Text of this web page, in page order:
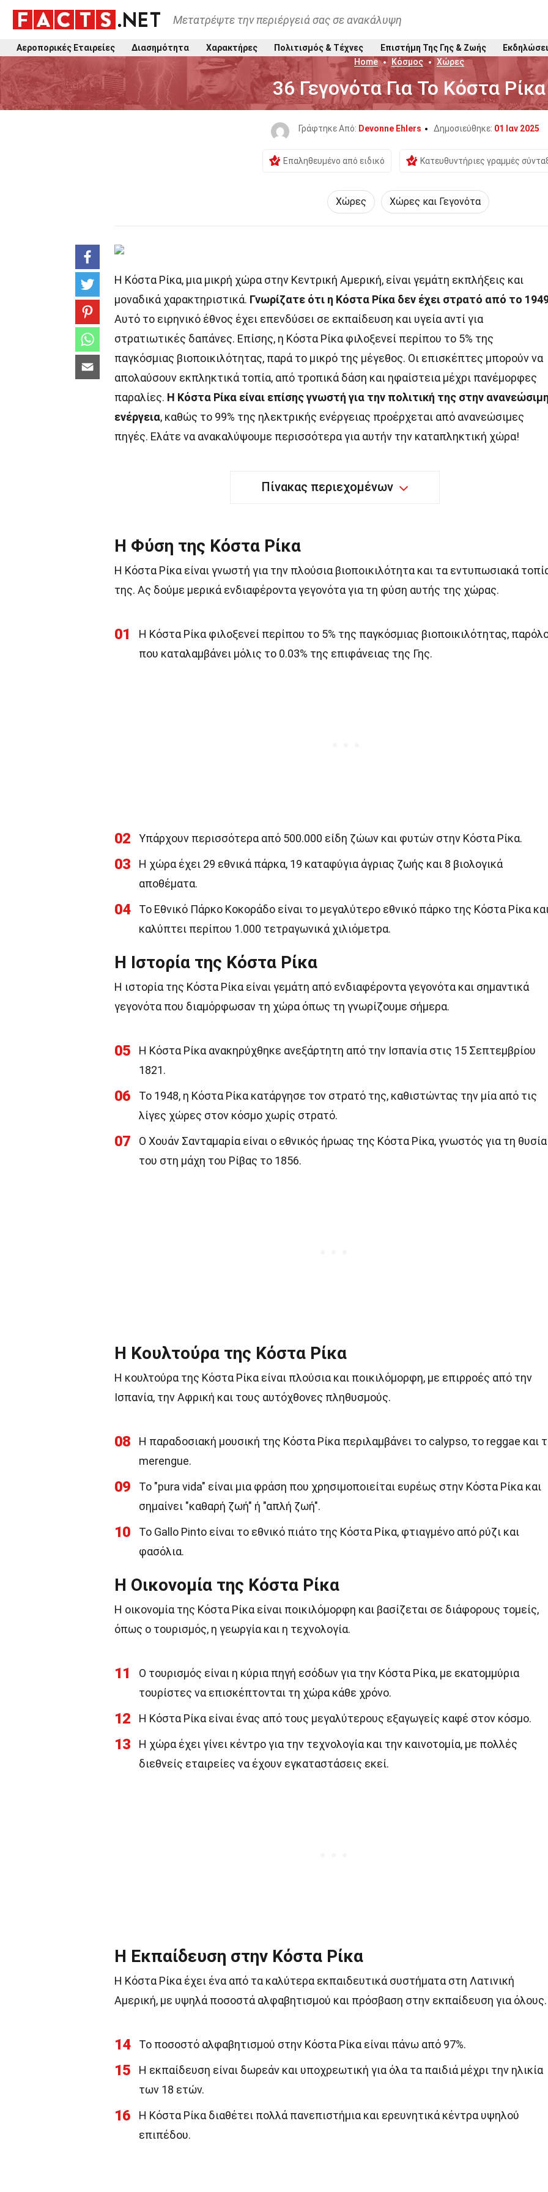
Μετατρέψτε την περιέργειά σας σε ανακάλυψη
Αεροπορικές Εταιρείες Διασημότητα Χαρακτήρες Πολιτισμός & Τέχνες Επιστήμη Της Γης & Ζωής
Home
Κόσμος Χώρες
36 Γεγονότα Για Το Κόστα Ρίκα
Γράφτηκε Από: Devonne Ehlers Δημοσιεύθηκε: 01 Ιαν 2025
Επαληθευμένο από ειδικό Κατευθυντήριες γραμμές
Χώρες Χώρες και Γεγονότα
Η Κόστα Ρίκα, μια μικρή χώρα στην Κεντρική Αμερική, είναι γεμάτη εκπλήξεις και
μοναδικά χαρακτηριστικά. Γνωρίζατε ότι η Κόστα Ρίκα δεν έχει στρατό από το
Αυτό το ειρηνικό έθνος έχει επενδύσει σε εκπαίδευση και υγεία αντί για
στρατιωτικές δαπάνες. Επίσης, η Κόστα Ρίκα φιλοξενεί περίπου το 5% της
παγκόσμιας βιοποικιλότητας, παρά το μικρό της μέγεθος. Οι επισκέπτες μπορούν να
απολαύσουν εκπληκτικά τοπία, από τροπικά δάση και ηφαίστεια μέχρι πανέμορφες
παραλίες. Η Κόστα Ρίκα είναι επίσης γνωστή για την πολιτική της στην
ενέργεια, καθώς το 99% της ηλεκτρικής ενέργειας προέρχεται από ανανεώσιμες
πηγές. Ελάτε να ανακαλύψουμε περισσότερα για αυτήν την καταπληκτική χώρα!
Πίνακας περιεχομένων
Η Φύση της Κόστα Ρίκα
Η Κόστα Ρίκα είναι γνωστή για την πλούσια βιοποικιλότητα και τα εντυπωσιακά
της. Ας δούμε μερικά ενδιαφέροντα γεγονότα για τη φύση αυτής της χώρας.
01
Η Κόστα Ρίκα φιλοξενεί περίπου το 5% της παγκόσμιας βιοποικιλότητας,
που καταλαμβάνει μόλις το 0.03% της επιφάνειας της Γης.
02 Υπάρχουν περισσότερα από 500.000 είδη ζώων και φυτών στην Κόστα Ρίκα.
03
Η χώρα έχει 29 εθνικά πάρκα, 19 καταφύγια άγριας ζωής και 8 βιολογικά
αποθέματα.
04
Το Εθνικό Πάρκο Κοκοράδο είναι το μεγαλύτερο εθνικό πάρκο της Κόστα Ρίκα
καλύπτει περίπου 1.000 τετραγωνικά χιλιόμετρα.
Η Ιστορία της Κόστα Ρίκα
Η ιστορία της Κόστα Ρίκα είναι γεμάτη από ενδιαφέροντα γεγονότα και σημαντικά
γεγονότα που διαμόρφωσαν τη χώρα όπως τη γνωρίζουμε σήμερα.
05
Η Κόστα Ρίκα ανακηρύχθηκε ανεξάρτητη από την Ισπανία στις 15 Σεπτεμβρίου
1821.
06
Το 1948, η Κόστα Ρίκα κατάργησε τον στρατό της, καθιστώντας την μία από τις
λίγες χώρες στον κόσμο χωρίς στρατό.
07
Ο Χουάν Σανταμαρία είναι ο εθνικός ήρωας της Κόστα Ρίκα, γνωστός για τη θυσία
του στη μάχη του Ρίβας το 1856.
Η Κουλτούρα της Κόστα Ρίκα
Η κουλτούρα της Κόστα Ρίκα είναι πλούσια και ποικιλόμορφη, με επιρροές από την
Ισπανία, την Αφρική και τους αυτόχθονες πληθυσμούς.
08
Η παραδοσιακή μουσική της Κόστα Ρίκα περιλαμβάνει το calypso, το reggae και
merengue.
09
Το "pura vida" είναι μια φράση που χρησιμοποιείται ευρέως στην Κόστα Ρίκα και
σημαίνει "καθαρή ζωή" ή "απλή ζωή".
10
Το Gallo Pinto είναι το εθνικό πιάτο της Κόστα Ρίκα, φτιαγμένο από ρύζι και
φασόλια.
Η Οικονομία της Κόστα Ρίκα
Η οικονομία της Κόστα Ρίκα είναι ποικιλόμορφη και βασίζεται σε διάφορους τομείς,
όπως ο τουρισμός, η γεωργία και η τεχνολογία.
11
Ο τουρισμός είναι η κύρια πηγή εσόδων για την Κόστα Ρίκα, με εκατομμύρια
τουρίστες να επισκέπτονται τη χώρα κάθε χρόνο.
12 Η Κόστα Ρίκα είναι ένας από τους μεγαλύτερους εξαγωγείς καφέ στον κόσμο.
13
Η χώρα έχει γίνει κέντρο για την τεχνολογία και την καινοτομία, με πολλές
διεθνείς εταιρείες να έχουν εγκαταστάσεις εκεί.
Η Εκπαίδευση στην Κόστα Ρίκα
Η Κόστα Ρίκα έχει ένα από τα καλύτερα εκπαιδευτικά συστήματα στη Λατινική
Αμερική, με υψηλά ποσοστά αλφαβητισμού και πρόσβαση στην εκπαίδευση για όλους.
14 Το ποσοστό αλφαβητισμού στην Κόστα Ρίκα είναι πάνω από 97%.
15
Η εκπαίδευση είναι δωρεάν και υποχρεωτική για όλα τα παιδιά μέχρι την ηλικία
των 18 ετών.
16
Η Κόστα Ρίκα διαθέτει πολλά πανεπιστήμια και ερευνητικά κέντρα υψηλού
επιπέδου.